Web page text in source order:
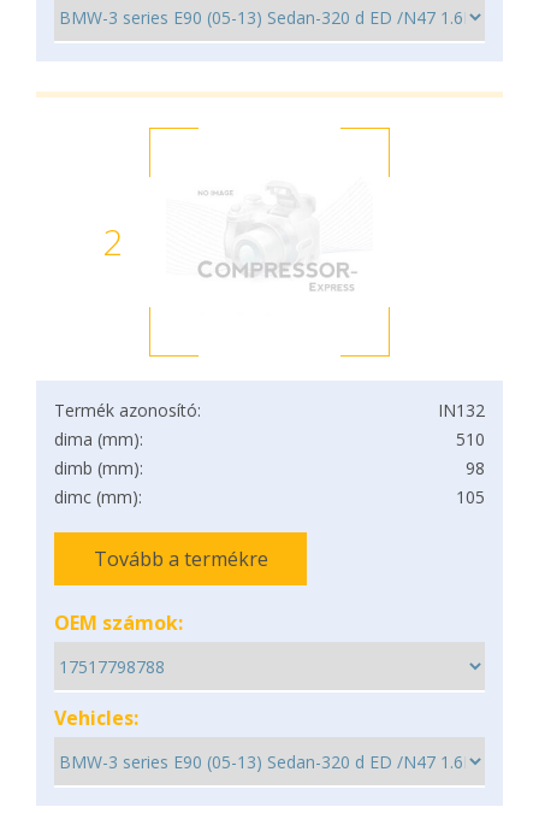
2
Termék azonosító:
IN132
dima (mm):
510
dimb (mm):
98
dimc (mm):
105
Tovább a termékre
OEM számok:
Vehicles: